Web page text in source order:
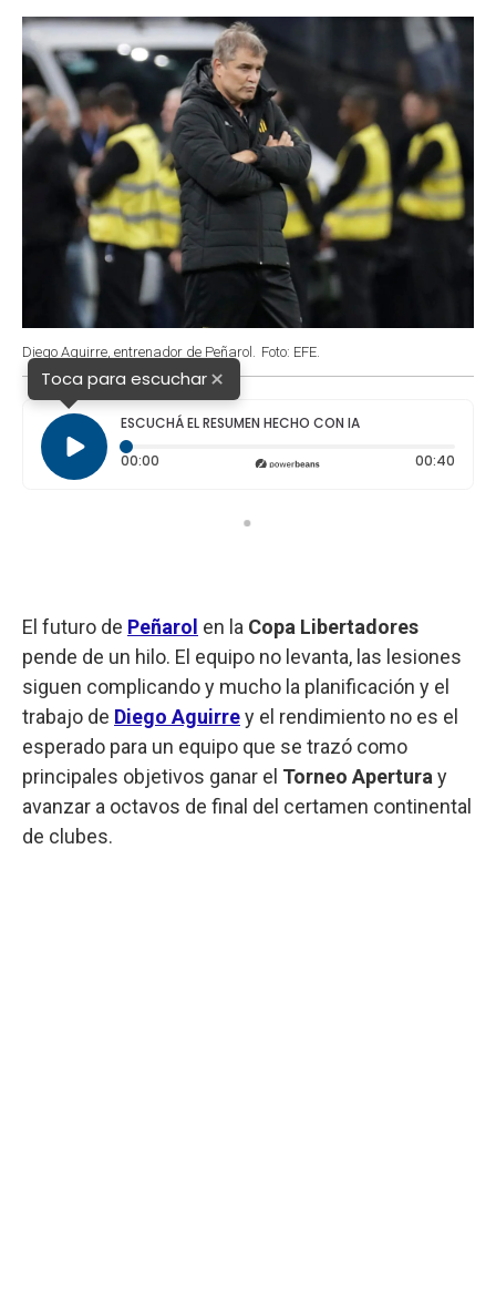
k
p
n
Diego Aguirre, entrenador de Peñarol. Foto: EFE.
Toca para escuchar×
ESCUCHÁ EL RESUMEN HECHO CON IA
00:00 Tiempo transcurrido: 0 segundos 00:40
El futuro de Peñarol en la Copa Libertadores
pende de un hilo. El equipo no levanta, las lesiones
siguen complicando y mucho la planificación y el
trabajo de Diego Aguirrey el rendimiento no es el
esperado para un equipo que se trazó como
principales objetivos ganar el Torneo Apertura y
avanzar a octavos de final del certamen continental
de clubes.